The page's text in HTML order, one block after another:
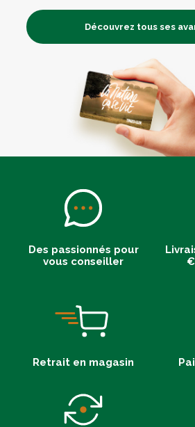
Découvrez tous ses
Des passionnés pour
vous conseiller
Retrait en magasin